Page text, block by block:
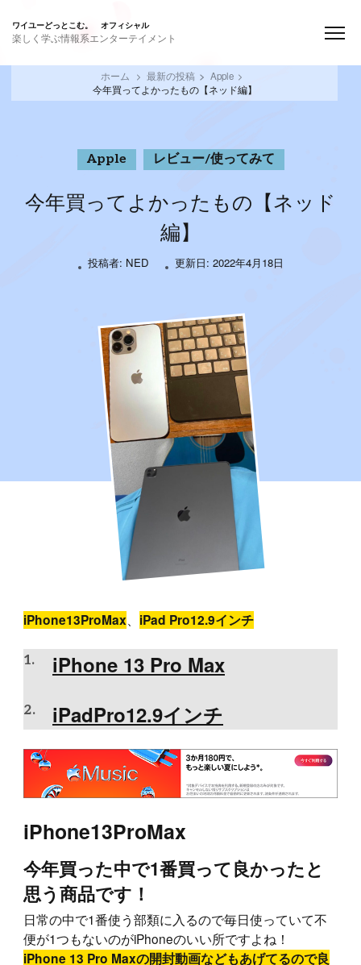
ワイユーどっとこむ。 オフィシャル
楽しく学ぶ情報系エンターテイメント
ホーム 最新の投稿
Apple
今年買ってよかったもの【ネッド編】
Apple レビュー/使ってみて
今年買ってよかったもの【ネッド
編】
投稿者: NED 更新日: 2022年4月18日
iPhone13ProMax iPad Pro12.9インチ
iPhone 13 Pro Max
iPadPro12.9インチ
iPhone13ProMax
今年買った中で1番買って良かったと
思う商品です！
日常の中で1番使う部類に入るので毎日使っていて不
便が1つもないのがiPhoneのいい所ですよね！
iPhone 13 Pro Maxの開封動画などもあげてるので良